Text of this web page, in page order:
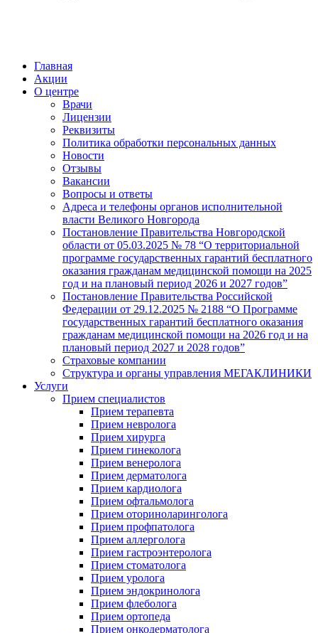
Главная
Акции
О центре
Врачи
Лицензии
Реквизиты
Политика обработки персональных данных
Новости
Отзывы
Вакансии
Вопросы и ответы
Адреса и телефоны органов исполнительной
власти Великого Новгорода
Постановление Правительства Новгородской
области от 05.03.2025 № 78 “О территориальной
программе государственных гарантий бесплатного
оказания гражданам медицинской помощи на 2025
год и на плановый период 2026 и 2027 годов”
Постановление Правительства Российской
Федерации от 29.12.2025 № 2188 “О Программе
государственных гарантий бесплатного оказания
гражданам медицинской помощи на 2026 год и на
плановый период 2027 и 2028 годов”
Страховые компании
Структура и органы управления МЕГАКЛИНИКИ
Услуги
Прием специалистов
Прием терапевта
Прием невролога
Прием хирурга
Прием гинеколога
Прием венеролога
Прием дерматолога
Прием кардиолога
Прием офтальмолога
Прием оториноларинголога
Прием профпатолога
Прием аллерголога
Прием гастроэнтеролога
Прием стоматолога
Прием уролога
Прием эндокринолога
Прием флеболога
Прием ортопеда
Прием онкодерматолога